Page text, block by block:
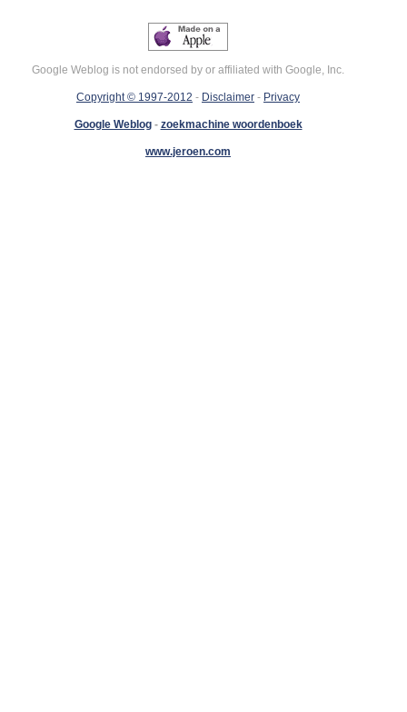
Google Weblog is not endorsed by or affiliated with Google, Inc.
Copyright © 1997-2012 - Disclaimer - Privacy
Google Weblog- zoekmachine woordenboek
www.jeroen.com